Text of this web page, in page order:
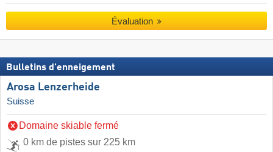
Évaluation
Bulletins d'enneigement
Arosa Lenzerheide
Suisse
Domaine skiable fermé
0 km de pistes sur 225 km